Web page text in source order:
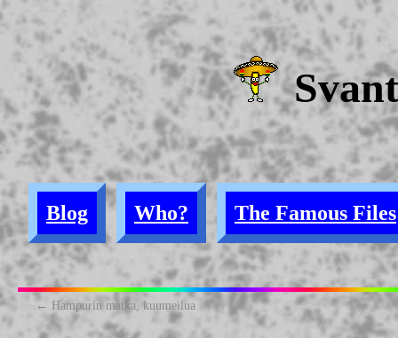
Blog Who? The Famous Files
← Hampurin matka, kuumeilua